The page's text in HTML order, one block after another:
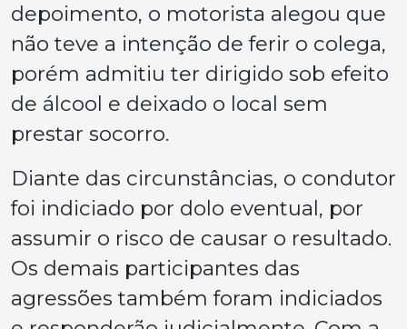
depoimento, o motorista alegou que
não teve a intenção de ferir o colega,
porém admitiu ter dirigido sob efeito
de álcool e deixado o local sem
prestar socorro.
Diante das circunstâncias, o condutor
foi indiciado por dolo eventual, por
assumir o risco de causar o resultado.
Os demais participantes das
agressões também foram indiciados